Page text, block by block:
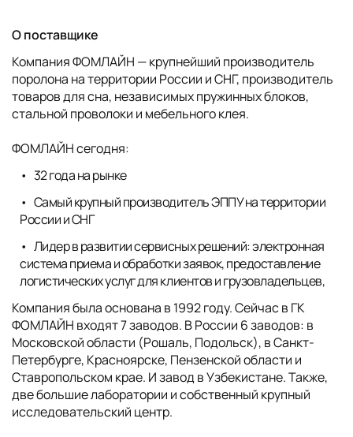
О поставщике
Компания ФОМЛАЙН — крупнейший производитель
поролона на территории России и СНГ, производитель
товаров для сна, независимых пружинных блоков,
стальной проволоки и мебельного клея.
ФОМЛАЙН сегодня:
32 года на рынке
Самый крупный производитель ЭППУ на территории
России и СНГ
Лидер в развитии сервисных решений: электронная
система приема и обработки заявок, предоставление
логистических услуг для клиентов и грузовладельцев,
Компания была основана в 1992 году. Сейчас в ГК
ФОМЛАЙН входят 7 заводов. В России 6 заводов: в
Московской области (Рошаль, Подольск), в Санкт-
Петербурге, Красноярске, Пензенской области и
Ставропольском крае. И завод в Узбекистане. Также,
две большие лаборатории и собственный крупный
исследовательский центр.